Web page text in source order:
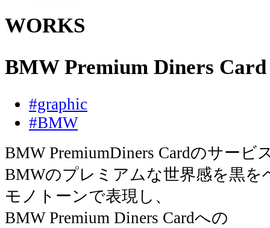
WORKS
BMW Premium Diners
#graphic
#BMW
BMW PremiumDiners Cardのサービ
BMWのプレミアムな世界感を黒を
モノトーンで表現し、
BMW Premium Diners Cardへの